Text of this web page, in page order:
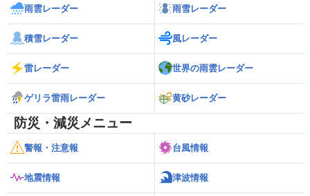
雨雲レーダー 雨雪レーダー
積雪レーダー 風レーダー
雷レーダー 世界の雨雲レーダー
ゲリラ雷雨レーダー 黄砂レーダー
防災・減災メニュー
警報・注意報 台風情報
地震情報 津波情報